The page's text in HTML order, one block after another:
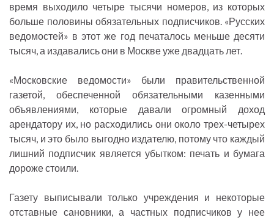
время выходило четыре тысячи номеров, из которых
больше половины обязательных подписчиков. «Русских
ведомостей» в этот же год печаталось меньше десяти
тысяч, а издавались они в Москве уже двадцать лет.
«Московские ведомости» были правительственной
газетой, обеспеченной обязательными казенными
объявлениями, которые давали огромный доход
арендатору их, но расходились они около трех-четырех
тысяч, и это было выгодно издателю, потому что каждый
лишний подписчик является убытком: печать и бумага
дороже стоили.
Газету выписывали только учреждения и некоторые
отставные сановники, а частных подписчиков у нее